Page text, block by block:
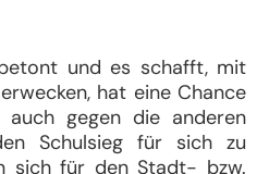
und es schafft, mit
hat eine Chance
gegen die anderen
Schulsieg für sich zu
sich für den Stadt- bzw.